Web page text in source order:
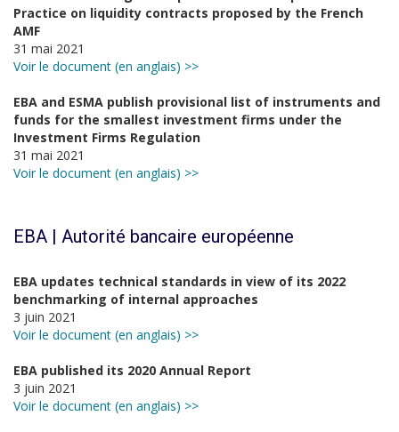
Practice on liquidity contracts proposed by the French
AMF
31 mai 2021
Voir le document (en anglais) >>
EBA and ESMA publish provisional list of instruments and
funds for the smallest investment firms under the
Investment Firms Regulation
31 mai 2021
Voir le document (en anglais) >>
EBA | Autorité bancaire européenne
EBA updates technical standards in view of its 2022
benchmarking of internal approaches
3 juin 2021
Voir le document (en anglais) >>
EBA published its 2020 Annual Report
3 juin 2021
Voir le document (en anglais) >>